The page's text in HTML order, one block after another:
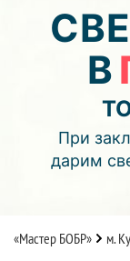
04
дней
с
В
При
дарим
«Мастер БОБР» м.